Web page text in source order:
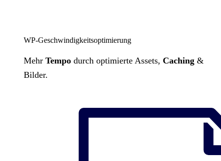
WP-Geschwindigkeitsoptimierung
Mehr Tempo durch optimierte Assets, Caching &
Bilder.